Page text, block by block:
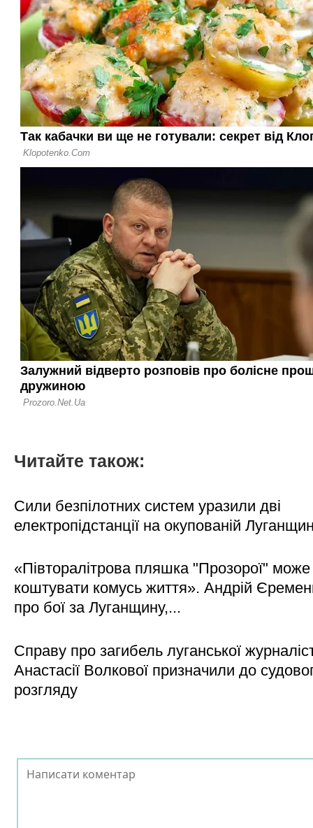
Читайте також:
Сили безпілотних систем уразили дві
електропідстанції на окупованій
«Півторалітрова пляшка "Прозорої" може
коштувати комусь життя». Андрій
про бої за Луганщину,...
Справу про загибель луганської
Анастасії Волкової призначили до
розгляду